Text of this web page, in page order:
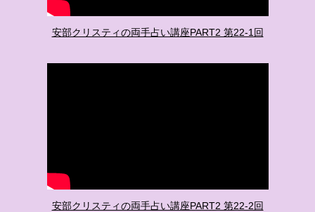
安部クリスティの両手占い講座PART2 第22-1回
安部クリスティの両手占い講座PART2 第22-2回